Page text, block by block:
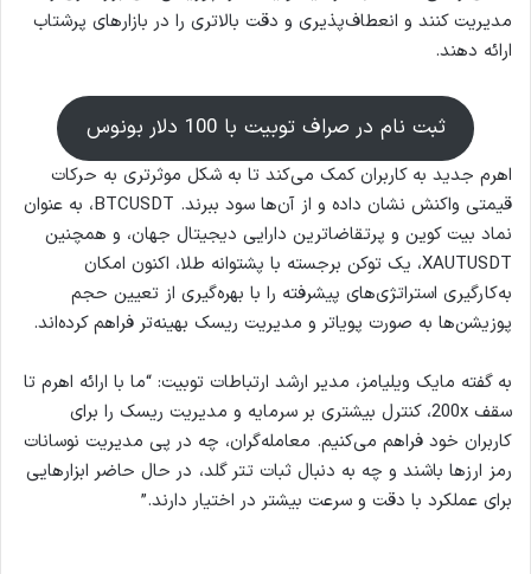
مدیریت کنند و انعطاف‌پذیری و دقت بالاتری را در بازارهای پرشتاب
ارائه دهند.
ثبت نام در صراف توبیت با 100 دلار بونوس
اهرم جدید به کاربران کمک می‌کند تا به شکل موثرتری به حرکات
قیمتی واکنش نشان داده و از آن‌ها سود ببرند. BTCUSDT، به عنوان
نماد بیت کوین و پرتقاضاترین دارایی دیجیتال جهان، و همچنین
XAUTUSDT، یک توکن برجسته با پشتوانه طلا، اکنون امکان
به‌کارگیری استراتژی‌های پیشرفته را با بهره‌گیری از تعیین حجم
پوزیشن‌ها به صورت پویاتر و مدیریت ریسک بهینه‌تر فراهم کرده‌اند.
به گفته مایک ویلیامز، مدیر ارشد ارتباطات توبیت: “ما با ارائه اهرم تا
سقف 200x، کنترل بیشتری بر سرمایه و مدیریت ریسک‌ را برای
کاربران خود فراهم می‌کنیم. معامله‌گران، چه در پی مدیریت نوسانات
رمز ارزها باشند و چه به دنبال ثبات تتر گلد، در حال حاضر ابزارهایی
برای عملکرد با دقت و سرعت بیشتر در اختیار دارند.”